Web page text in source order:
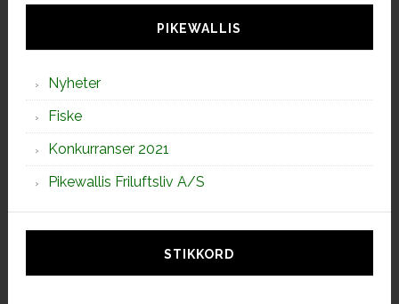
PIKEWALLIS
Nyheter
Fiske
Konkurranser 2021
Pikewallis Friluftsliv A/S
STIKKORD